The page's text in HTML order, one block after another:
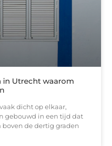
Utrecht waarom
dicht op elkaar,
gebouwd in een tijd dat
de dertig graden